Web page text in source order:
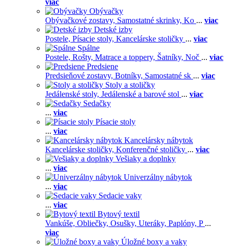
viac
Obývačky
Obývačkové zostavy, Samostatné skrinky, Ko ... viac
Detské izby
Postele, Písacie stoly, Kancelárske stoličky ... viac
Spálne
Postele, Rošty, Matrace a toppery, Šatníky, Noč ... viac
Predsiene
Predsieňové zostavy, Botníky, Samostatné sk ... viac
Stoly a stoličky
Jedálenské stoly, Jedálenské a barové stol ... viac
Sedačky
... viac
Písacie stoly
... viac
Kancelársky nábytok
Kancelárske stoličky, Konferenčné stoličky ... viac
Vešiaky a doplnky
... viac
Univerzálny nábytok
... viac
Sedacie vaky
... viac
Bytový textil
Vankúše, Obliečky, Osušky, Uteráky, Paplóny, P ...
viac
Úložné boxy a vaky